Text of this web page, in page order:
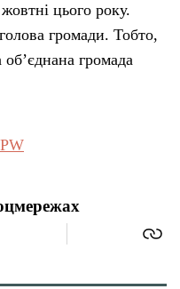
цього року.
громади. Тобто,
громада